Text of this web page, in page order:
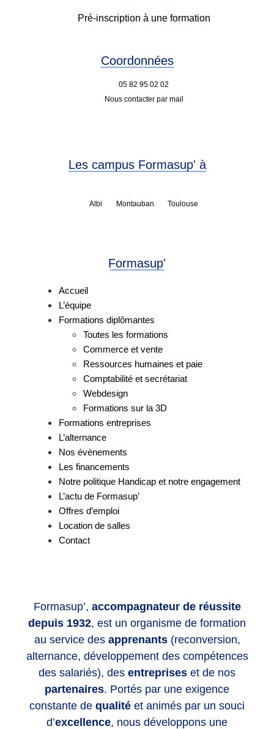
Formasup’, accompagnateur de réussite
depuis 1932, est un organisme de formation
au service des apprenants(reconversion,
alternance, développement des compétences
des salariés), des entreprises et de nos
partenaires. Portés par une exigence
constante de qualité et animés par un souci
d’excellence, nous développons une
Formasup'
Accueil
L’équipe
Formations diplômantes
Toutes les formations
Commerce et vente
Ressources humaines et paie
Comptabilité et secrétariat
Webdesign
Formations sur la 3D
Formations entreprises
L’alternance
Nos évènements
Les financements
Notre politique Handicap et notre engagement
L’actu de Formasup’
Offres d’emploi
Location de salles
Contact
Pré-inscription à une formation
Coordonnées
05 82 95 02 02
Nous contacter par mail
Les campus Formasup' à
Albi Montauban Toulouse